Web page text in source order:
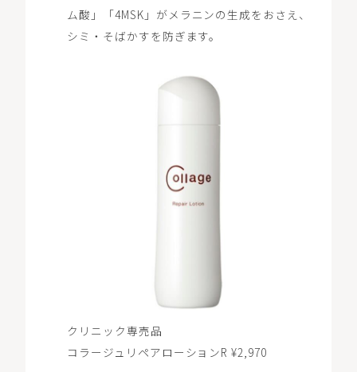
ム酸」「4MSK」がメラニンの生成をおさえ、
シミ・そばかすを防ぎます。
クリニック専売品
コラージュリペアローションR ¥2,970